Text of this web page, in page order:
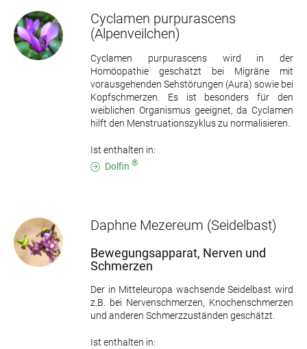
Cyclamen purpurascens
(Alpenveilchen)
Cyclamen purpurascens wird in der
Homöopathie geschätzt bei Migräne mit
vorausgehenden Sehstörungen (Aura) sowie bei
Kopfschmerzen. Es ist besonders für den
weiblichen Organismus geeignet, da Cyclamen
hilft den Menstruationszyklus zu normalisieren.
Ist enthalten in:
Dolfin ®
Daphne Mezereum (Seidelbast)
Bewegungsapparat, Nerven und
Schmerzen
Der in Mitteleuropa wachsende Seidelbast wird
z.B. bei Nervenschmerzen, Knochenschmerzen
und anderen Schmerzzuständen geschätzt.
Ist enthalten in: